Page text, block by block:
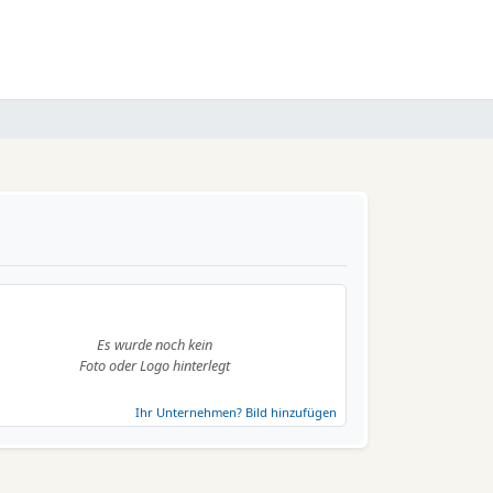
Es wurde noch kein
Foto oder Logo hinterlegt
Ihr Unternehmen? Bild hinzufügen